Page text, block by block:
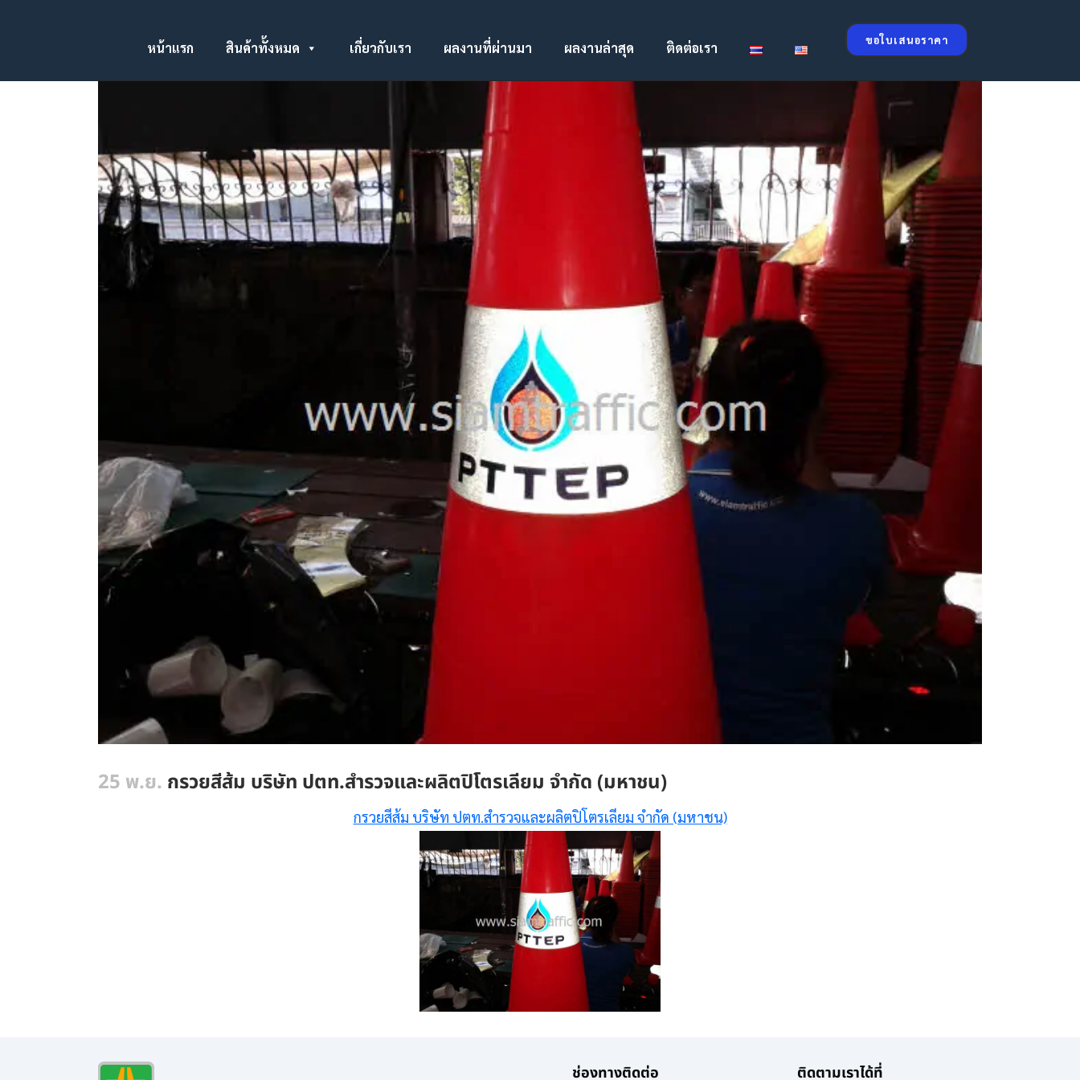
ขอใบเสนอราคา
หน้าแรก สินค้าทั้งหมด เกี่ยวกับเรา ผลงานที่ผ่านมา ผลงานล่าสุด ติดต่อเรา
25 พ.ย. กรวยสีส้ม บริษัท ปตท.สำรวจและผลิตปิโตรเลียม จำกัด (มหาชน)
กรวยสีส้ม บริษัท ปตท.สำรวจและผลิตปิโตรเลียม จำกัด (มหาชน)
ช่องทางติดต่อ ติดตามเราได้ที่